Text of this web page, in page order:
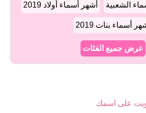
الشعبية أشهر أسماء أولاد 2019
أسماء بنات 2019
عرض جميع الفئات
على اسمك